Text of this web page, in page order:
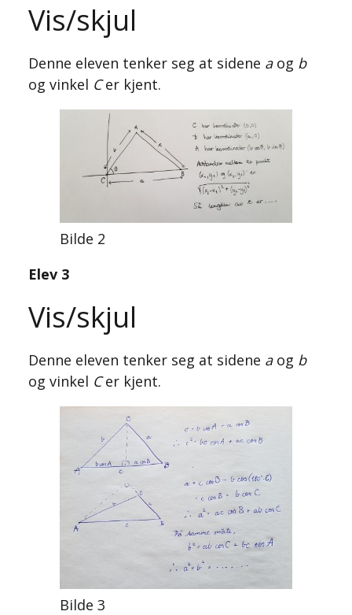
Vis/skjul
Denne eleven tenker seg at sidene aog b
og vinkel Cer kjent.
Bilde 2
Elev 3
Vis/skjul
Denne eleven tenker seg at sidene aog b
og vinkel Cer kjent.
Bilde 3